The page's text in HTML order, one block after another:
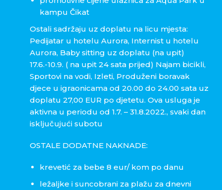
kampu Čikat
Ostali sadržaju uz doplatu na licu mjesta:
Pedijatar u hotelu Aurora, Internist u hotelu
Aurora, Baby sitting uz doplatu (na upit)
17.6.-10.9. ( na upit 24 sata prijed) Najam bicikli,
Sportovi na vodi, Izleti, Produženi boravak
djece u igraonicama od 20.00 do 24.00 sata uz
doplatu 27,00 EUR po djetetu. Ova usluga je
aktivna u periodu od 1.7. – 31.8.2022., svaki dan
isključujući subotu
OSTALE DODATNE NAKNADE:
krevetić za bebe 8 eur/ kom po danu
ležaljke i suncobrani za plažu za dnevni